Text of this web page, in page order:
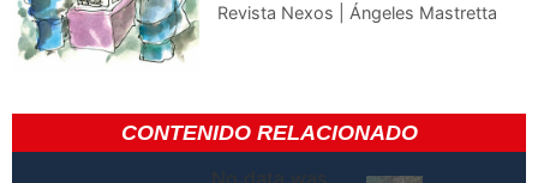
Revista Nexos | Ángeles Mastretta
CONTENIDO RELACIONADO